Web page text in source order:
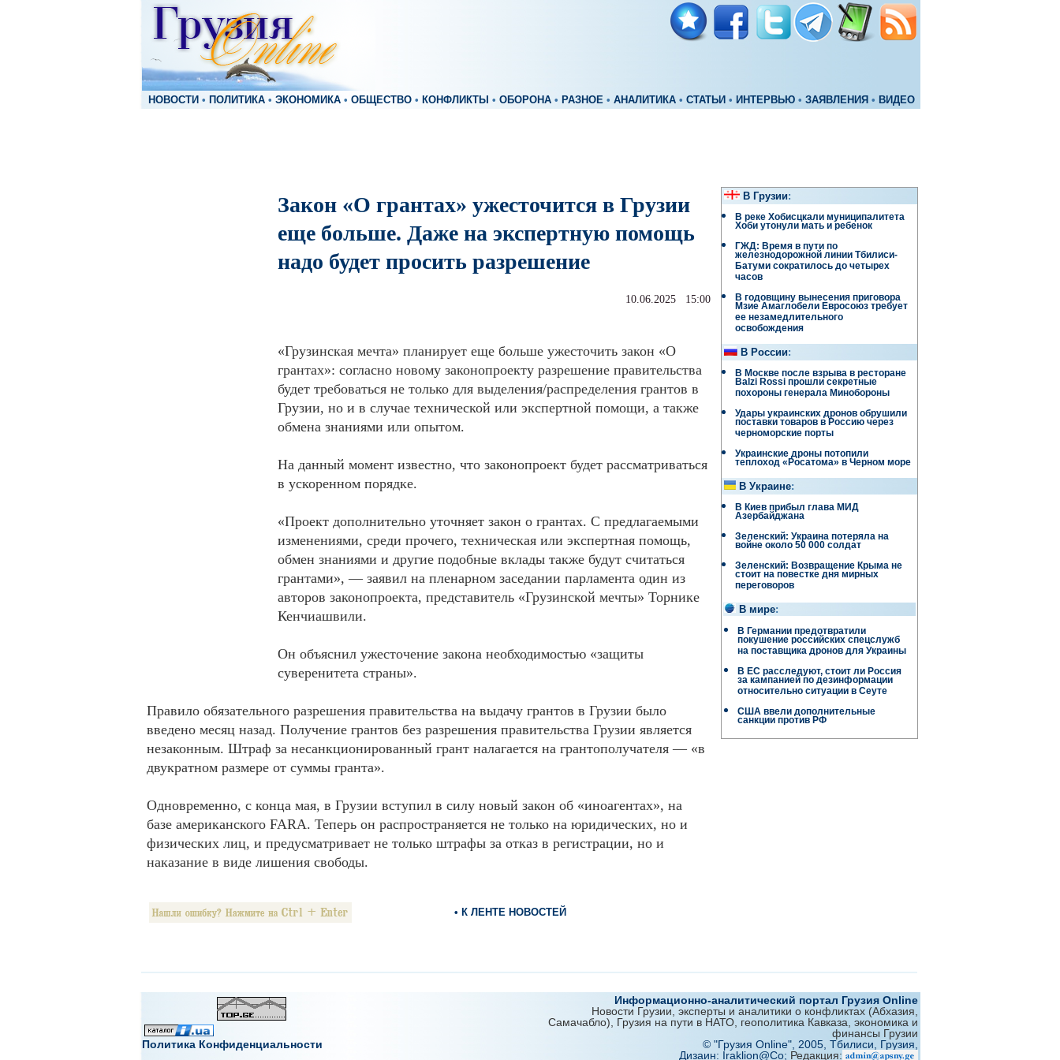
НОВОСТИ • ПОЛИТИКА • ЭКОНОМИКА • ОБЩЕСТВО • КОНФЛИКТЫ • ОБОРОНА • РАЗНОЕ • АНАЛИТИКА • СТАТЬИ • ИНТЕРВЬЮ • ЗАЯВЛЕНИЯ • ВИДЕО
Закон «О грантах» ужесточится в Грузии
еще больше. Даже на экспертную помощь
надо будет просить разрешение
10.06.2025 15:00
«Грузинская мечта» планирует еще больше ужесточить закон «О
грантах»: согласно новому законопроекту разрешение правительства
будет требоваться не только для выделения/распределения грантов в
Грузии, но и в случае технической или экспертной помощи, а также
обмена знаниями или опытом.
На данный момент известно, что законопроект будет рассматриваться
в ускоренном порядке.
«Проект дополнительно уточняет закон о грантах. С предлагаемыми
изменениями, среди прочего, техническая или экспертная помощь,
обмен знаниями и другие подобные вклады также будут считаться
грантами», — заявил на пленарном заседании парламента один из
авторов законопроекта, представитель «Грузинской мечты» Торнике
Кенчиашвили.
Он объяснил ужесточение закона необходимостью «защиты
суверенитета страны».
Правило обязательного разрешения правительства на выдачу грантов в Грузии было
введено месяц назад. Получение грантов без разрешения правительства Грузии является
незаконным. Штраф за несанкционированный грант налагается на грантополучателя — «в
двукратном размере от суммы гранта».
Одновременно, с конца мая, в Грузии вступил в силу новый закон об «иноагентах», на
базе американского FARA. Теперь он распространяется не только на юридических, но и
физических лиц, и предусматривает не только штрафы за отказ в регистрации, но и
наказание в виде лишения свободы.
• К ЛЕНТЕ НОВОСТЕЙ
В Грузии:
В реке Хобисцкали муниципалитета
Хоби утонули мать и ребенок
ГЖД: Время в пути по
железнодорожной линии Тбилиси-
Батуми сократилось до четырех
часов
В годовщину вынесения приговора
Мзие Амаглобели Евросоюз требует
ее незамедлительного
освобождения
В России:
В Москве после взрыва в ресторане
Balzi Rossi прошли секретные
похороны генерала Минобороны
Удары украинских дронов обрушили
поставки товаров в Россию через
черноморские порты
Украинские дроны потопили
теплоход «Росатома» в Черном море
В Украине:
В Киев прибыл глава МИД
Азербайджана
Зеленский: Украина потеряла на
войне около 50 000 солдат
Зеленский: Возвращение Крыма не
стоит на повестке дня мирных
переговоров
В мире:
В Германии предотвратили
покушение российских спецслужб
на поставщика дронов для Украины
В ЕС расследуют, стоит ли Россия
за кампанией по дезинформации
относительно ситуации в Сеуте
США ввели дополнительные
санкции против РФ
Политика Конфиденциальности
Информационно-аналитический портал Грузия Online
Новости Грузии, эксперты и аналитики о конфликтах (Абхазия,
Самачабло), Грузия на пути в НАТО, геополитика Кавказа, экономика и
финансы Грузии
© "Грузия Online", 2005, Тбилиси, Грузия,
Дизаин: Iraklion@Co; Редакция: